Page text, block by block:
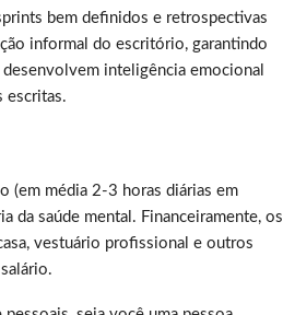
bem definidos e retrospectivas
informal do escritório, garantindo
inteligência emocional
escritas.
(em média 2-3 horas diárias em
da saúde mental. Financeiramente, os
vestuário profissional e outros